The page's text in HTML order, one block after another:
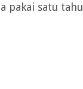
pakai satu